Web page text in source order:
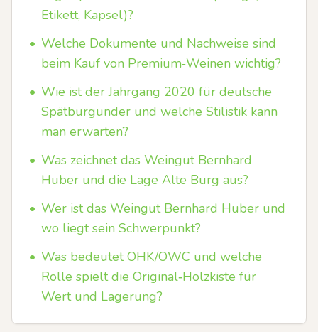
Etikett, Kapsel)?
• Welche Dokumente und Nachweise sind
beim Kauf von Premium‑Weinen wichtig?
• Wie ist der Jahrgang 2020 für deutsche
Spätburgunder und welche Stilistik kann
man erwarten?
• Was zeichnet das Weingut Bernhard
Huber und die Lage Alte Burg aus?
• Wer ist das Weingut Bernhard Huber und
wo liegt sein Schwerpunkt?
• Was bedeutet OHK/OWC und welche
Rolle spielt die Original‑Holzkiste für
Wert und Lagerung?